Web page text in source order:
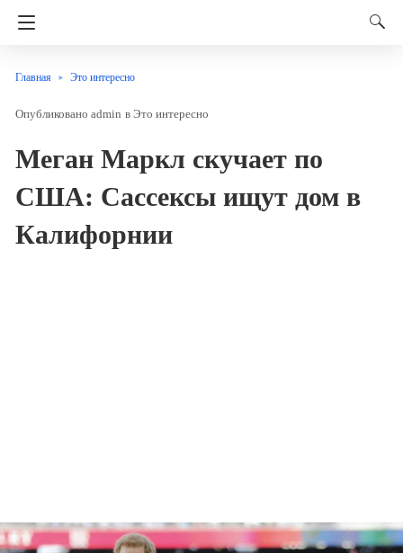
Главная Это интересно
admin в Это интересно
Меган Маркл скучает по
США: Сассексы ищут дом в
Калифорнии